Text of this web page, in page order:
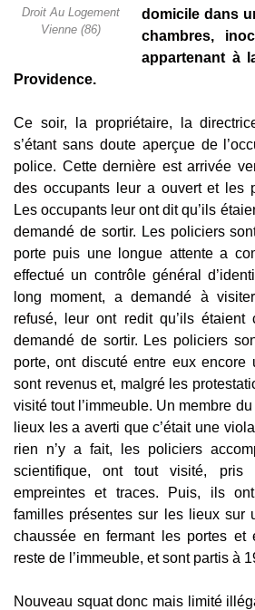
Droit Au Logement
Vienne (86)
domicile dans
chambres,
appartenant à
Providence.
Ce soir, la propriétaire, la
s’étant sans doute aperçue de
police. Cette dernière est arrivée
des occupants leur a ouvert et les
Les occupants leur ont dit qu’ils
demandé de sortir. Les policiers
porte puis une longue attente a
effectué un contrôle général
long moment, a demandé à
refusé, leur ont redit qu’ils
demandé de sortir. Les policiers
porte, ont discuté entre eux encore
sont revenus et, malgré les
visité tout l’immeuble. Un membre
lieux les a averti que c’était une
rien n’y a fait, les policiers
scientifique, ont tout visité,
empreintes et traces. Puis, ils
familles présentes sur les lieux sur
chaussée en fermant les portes et
reste de l’immeuble, et sont partis à
Nouveau squat donc mais limité